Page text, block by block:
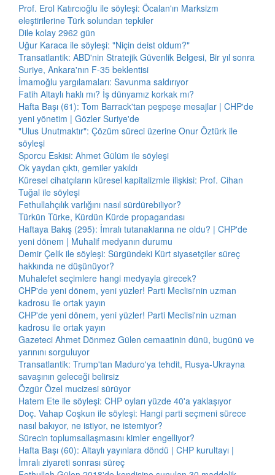
Prof. Erol Katırcıoğlu ile söyleşi: Öcalan'ın Marksizm
eleştirilerine Türk solundan tepkiler
Dile kolay 2962 gün
Uğur Karaca ile söyleşi: "Niçin deist oldum?"
Transatlantik: ABD'nin Stratejik Güvenlik Belgesi, Bir yıl sonra
Suriye, Ankara'nın F-35 beklentisi
İmamoğlu yargılamaları: Savunma saldırıyor
Fatih Altaylı haklı mı? İş dünyamız korkak mı?
Hafta Başı (61): Tom Barrack'tan peşpeşe mesajlar | CHP'de
yeni yönetim | Gözler Suriye'de
"Ulus Unutmaktır": Çözüm süreci üzerine Onur Öztürk ile
söyleşi
Sporcu Eskisi: Ahmet Gülüm ile söyleşi
Ok yaydan çıktı, gemiler yakıldı
Küresel cihatçıların küresel kapitalizmle ilişkisi: Prof. Cihan
Tuğal ile söyleşi
Fethullahçılık varlığını nasıl sürdürebiliyor?
Türkün Türke, Kürdün Kürde propagandası
Haftaya Bakış (295): İmralı tutanaklarına ne oldu? | CHP'de
yeni dönem | Muhalif medyanın durumu
Demir Çelik ile söyleşi: Sürgündeki Kürt siyasetçiler süreç
hakkında ne düşünüyor?
Muhalefet seçimlere hangi medyayla girecek?
CHP'de yeni dönem, yeni yüzler! Parti Meclisi'nin uzman
kadrosu ile ortak yayın
CHP'de yeni dönem, yeni yüzler! Parti Meclisi'nin uzman
kadrosu ile ortak yayın
Gazeteci Ahmet Dönmez Gülen cemaatinin dünü, bugünü ve
yarınını sorguluyor
Transatlantik: Trump'tan Maduro'ya tehdit, Rusya-Ukrayna
savaşının geleceği belirsiz
Özgür Özel mucizesi sürüyor
Hatem Ete ile söyleşi: CHP oyları yüzde 40'a yaklaşıyor
Doç. Vahap Coşkun ile söyleşi: Hangi parti seçmeni sürece
nasıl bakıyor, ne istiyor, ne istemiyor?
Sürecin toplumsallaşmasını kimler engelliyor?
Hafta Başı (60): Altaylı yayınlara döndü | CHP kurultayı |
İmralı ziyareti sonrası süreç